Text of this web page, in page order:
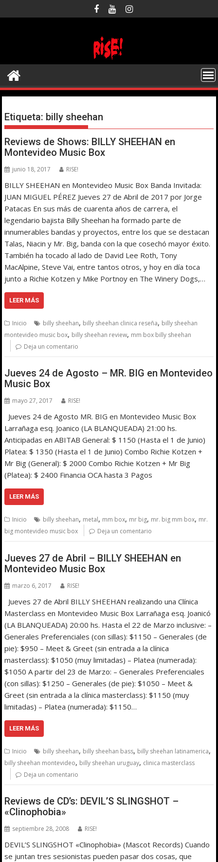
al
Etiqueta: billy sheehan
Reviews de Shows: BILLY SHEEHAN en
Montevideo Music Box
junio 18, 2017 RISE!
BILLY SHEEHAN en Montevideo Music Box Banda Invitada:
JUAN MIGUEL PÉREZ Jueves 27 de Abril de 2017 por Jorge
Patacas En sus más de cuarenta años de carrera, el
legendario bajista Billy Sheehan ha formado parte de
innumerables bandas y proyectos, entre los que se destacan
Talas, Niacin y Mr. Big, banda con la que cosechó mayor éxito.
También ha tocado al lado de David Lee Roth, Tony
MacAlpine, Steve Vai, entre tantos otros, y hoy en día toca
junto a Richie Kotzen y Mike Portnoy en The Winery Dogs,…
LEER MÁS
Inicio billy sheehan, billy sheehan clinica reseña, billy sheehan
montevideo music box, billy sheehan review, mm box billy sheehan
Deja un comentario
Jueves 24 de Agosto – MR. BIG en Montevideo
Music Box
mayo 27, 2017 RISE!
Jueves 24 de Agosto MR. BIG en Montevideo Music Box
Larrañaga esq. Joanico (LA BLANQUEADA) 21:00 hs.
Anticipadas en ABITAB General: $ 1150 (Hasta el 1 de Junio)
Platea: $ 1350 (Hasta el 1 de Junio) Combo Richie Kotzen +
Mr Big (General): $ 2000 Combo Richie Kotzen + Mr Big
(Platea): $ 2400 Financia OCA hasta 3 Pagos
LEER MÁS
Inicio billy sheehan, metal, mm box, mr big, mr. big mm box, mr.
big montevideo music box
Deja un comentario
Jueves 27 de Abril – BILLY SHEEHAN en
Montevideo Music Box
marzo 6, 2017 RISE!
Jueves 27 de Abril BILLY SHEEHAN realizando una Clínica
Masterclass en Montevideo Music Box Larrañaga esq. Joanicó
(LA BLANQUEADA) 20:00 hs. Hasta el 22 de Marzo inclusive: –
Generales Preferenciales (con sillas): $1150 – Generales (de
pie): $950 – Meet & Greet (sin entrada a la clínica
masterclass): $1050 (muy limitadas) – Platea (numerada):
$1050 A partir del 23 de Marzo: – Generales Preferenciales
(con sillas): $1250 – Generales (de pie): $1050 – Meet &
Greet (sin entrada a la clínica masterclass): $1150 (muy
limitadas) – Platea (numerada): $1150…
LEER MÁS
Inicio billy sheehan, billy sheehan bass, billy sheehan latinamerica,
billy sheehan montevideo, billy sheehan uruguay, clinica masterclass
Deja un comentario
Reviews de CD’s: DEVIL’S SLINGSHOT –
«Clinophobia»
septiembre 28, 2008 RISE!
DEVIL’S SLINGSHOT «Clinophobia» (Mascot Records) Cuando
se juntan tres sesionistas pueden pasar dos cosas, que